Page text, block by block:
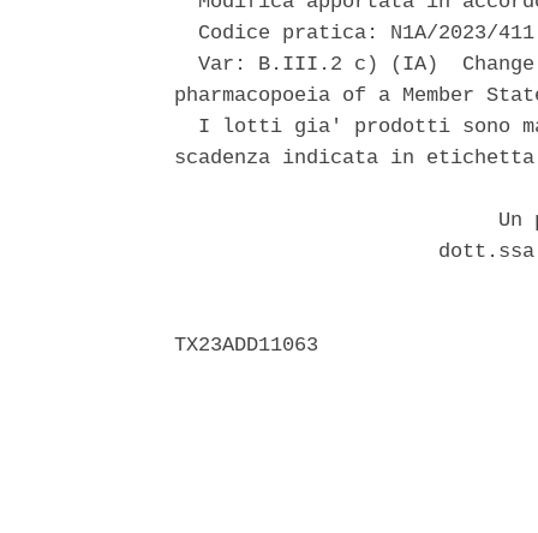
Codice pratica: N1A/2023/
Var: B.III.2 c) (IA)
pharmacopoeia of a Member
I lotti gia' prodotti sono
scadenza indicata in
Un